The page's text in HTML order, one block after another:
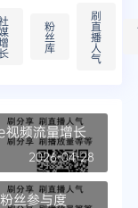
粉
丝
库
刷
直
播
人
气
频流量增长
2026-04-28
丝参与度